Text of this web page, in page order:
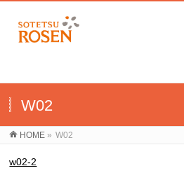
W02
HOME » W02
w02-2